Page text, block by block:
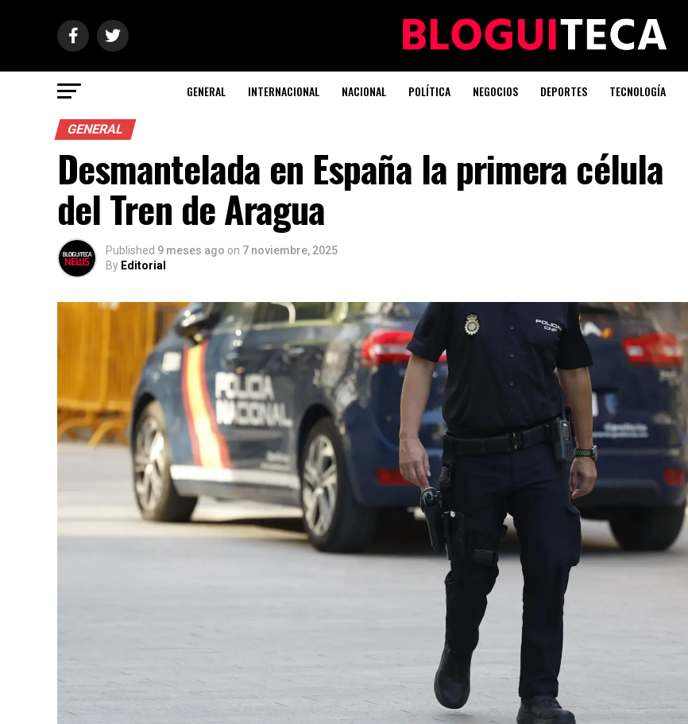
GENERAL INTERNACIONAL NACIONAL POLÍTICA NEGOCIOS DEPORTES TECNOLOGÍA
GENERAL
Desmantelada en España la primera célula
del Tren de Aragua
Published 9 meses ago on 7 noviembre, 2025
By Editorial